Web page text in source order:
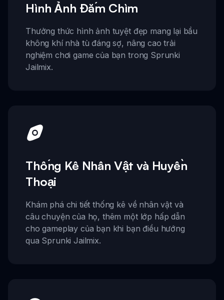
Hình Ảnh Đắm Chìm
Thưởng thức hình ảnh tuyệt đẹp mang lại bầu
không khí nhà tù đáng sợ, nâng cao trải
nghiệm chơi game của bạn trong Sprunki
Jailmix.
Thống Kê Nhân Vật và Huyền
Thoại
Khám phá chi tiết thống kê về nhân vật và
câu chuyện của họ, thêm một lớp hấp dẫn
cho gameplay của bạn khi bạn điều hướng
qua Sprunki Jailmix.